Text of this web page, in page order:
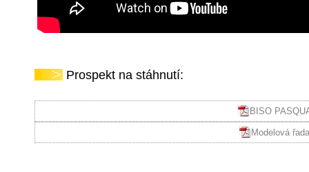
Prospekt na stáhnutí:
BISO
Modelová